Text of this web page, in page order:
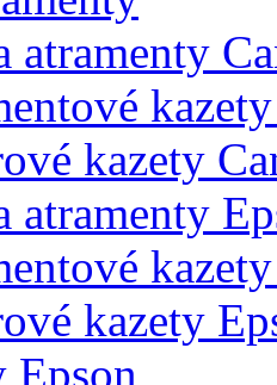
atramenty
kazety
atramenty
kazety
Epson